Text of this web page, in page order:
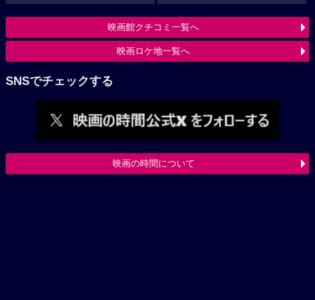
映画館クチコミ一覧へ
映画ロケ地一覧へ
SNSでチェックする
映画の時間について